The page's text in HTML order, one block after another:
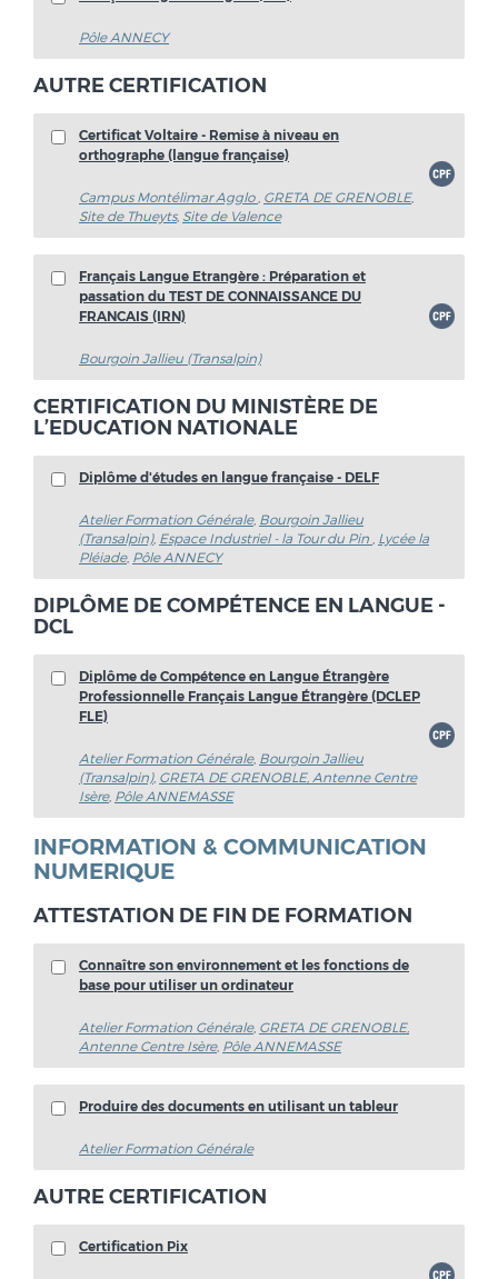
Pôle ANNECY
AUTRE CERTIFICATION
Certificat Voltaire - Remise à niveau en
orthographe (langue française)
Campus Montélimar Agglo GRETA DE GRENOBLE,
Site de Thueyts, Site de Valence
Français Langue Etrangère : Préparation et
passation du TEST DE CONNAISSANCE DU
FRANCAIS (IRN)
Bourgoin Jallieu (Transalpin)
CERTIFICATION DU MINISTÈRE DE
L’EDUCATION NATIONALE
Diplôme d'études en langue française - DELF
Atelier Formation Générale, Bourgoin Jallieu
(Transalpin), Espace Industriel - la Tour du Pin
Lycée la
Pléiade, Pôle ANNECY
DIPLÔME DE COMPÉTENCE EN LANGUE -
DCL
Diplôme de Compétence en Langue Étrangère
Professionnelle Français Langue Étrangère (DCLEP
FLE)
Atelier Formation Générale, Bourgoin Jallieu
(Transalpin), GRETA DE GRENOBLE, Antenne Centre
Isère, Pôle ANNEMASSE
INFORMATION & COMMUNICATION
NUMERIQUE
ATTESTATION DE FIN DE FORMATION
Connaître son environnement et les fonctions de
base pour utiliser un ordinateur
Atelier Formation Générale, GRETA DE GRENOBLE,
Antenne Centre Isère, Pôle ANNEMASSE
Produire des documents en utilisant un tableur
Atelier Formation Générale
AUTRE CERTIFICATION
Certification Pix